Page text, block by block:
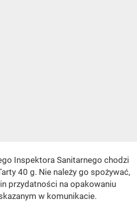
Inspektora Sanitarnego chodzi
40 g. Nie należy go spożywać,
przydatności na opakowaniu
w komunikacie.